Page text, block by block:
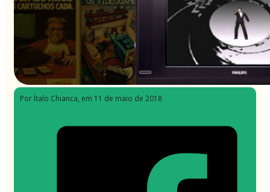
Por Ítalo Chianca, em 11 de maio de 2018